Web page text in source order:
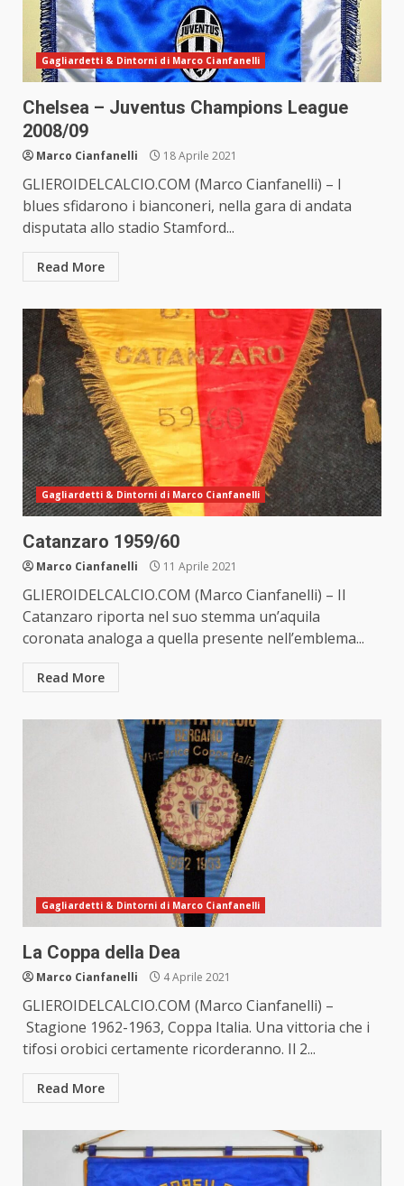
Gagliardetti & Dintorni di Marco Cianfanelli
Chelsea – Juventus Champions League
2008/09
Marco Cianfanelli 18 Aprile 2021
GLIEROIDELCALCIO.COM (Marco Cianfanelli) – I
blues sfidarono i bianconeri, nella gara di andata
disputata allo stadio Stamford...
Read More
Gagliardetti & Dintorni di Marco Cianfanelli
Catanzaro 1959/60
Marco Cianfanelli 11 Aprile 2021
GLIEROIDELCALCIO.COM (Marco Cianfanelli) – Il
Catanzaro riporta nel suo stemma un’aquila
coronata analoga a quella presente nell’emblema...
Read More
Gagliardetti & Dintorni di Marco Cianfanelli
La Coppa della Dea
Marco Cianfanelli 4 Aprile 2021
GLIEROIDELCALCIO.COM (Marco Cianfanelli) –
Stagione 1962-1963, Coppa Italia. Una vittoria che i
tifosi orobici certamente ricorderanno. Il 2...
Read More